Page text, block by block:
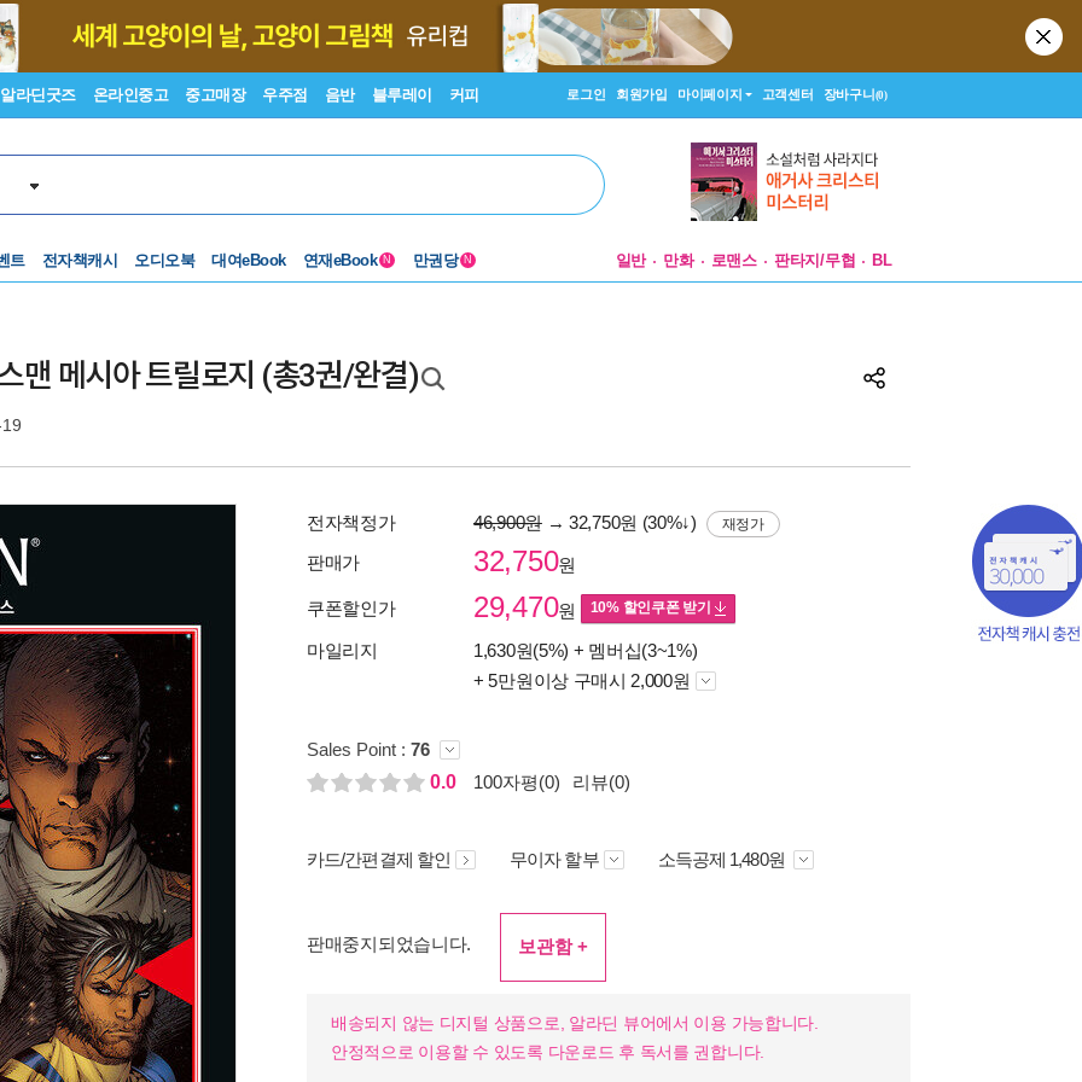
알라딘굿즈 온라인중고 중고매장 우주점 음반 블루레이 커피 로그인 회원가입 마이페이지 고객센터 장바구니(0)
트 전자책캐시 오디오북 대여eBook 연재eBook N 만권당 N 일반 만화 로맨스 판타지/무협 BL
맨 메시아 트릴로지 (총3권/완결)
전자책정가 46,900원→ 32,750원 (30%↓) 재정가
판매가 32,750원
쿠폰할인가 29,470원 10% 할인쿠폰 받기
마일리지 1,630원(5%) + 멤버십(3~1%)
+ 5만원이상 구매시 2,000원
Sales Point : 76
0.0
100자평(0) 리뷰(0)
카드/간편결제 할인 무이자 할부 소득공제 1,480원
판매중지되었습니다. 보관함 +
배송되지 않는 디지털 상품으로, 알라딘 뷰어에서 이용 가능합니다.
안정적으로 이용할 수 있도록 다운로드 후 독서를 권합니다.